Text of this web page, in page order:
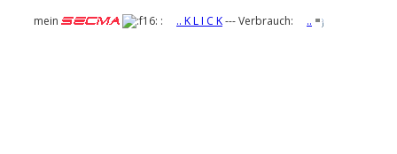
mein
: .. K L I C K--- Verbrauch: ..